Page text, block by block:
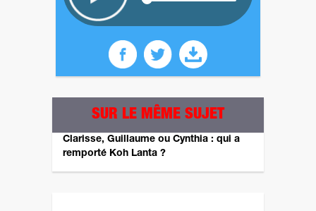
SUR LE MÊME SUJET
Clarisse, Guillaume ou Cynthia : qui a
remporté Koh Lanta ?